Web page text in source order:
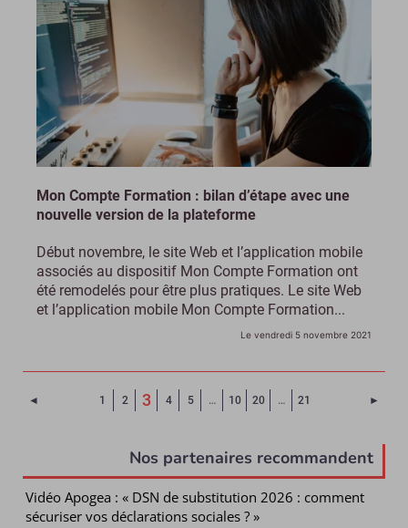
Mon Compte Formation : bilan d’étape avec une
nouvelle version de la plateforme
Début novembre, le site Web et l’application mobile
associés au dispositif Mon Compte Formation ont
été remodelés pour être plus pratiques. Le site Web
et l’application mobile Mon Compte Formation...
Le vendredi 5 novembre 2021
◄ Page précédente
1 2 3 (Page courante)
4 5 … 10 20 … 21 ►
Nos partenaires recommandent
Vidéo Apogea : « DSN de substitution 2026 : comment
sécuriser vos déclarations sociales ? »